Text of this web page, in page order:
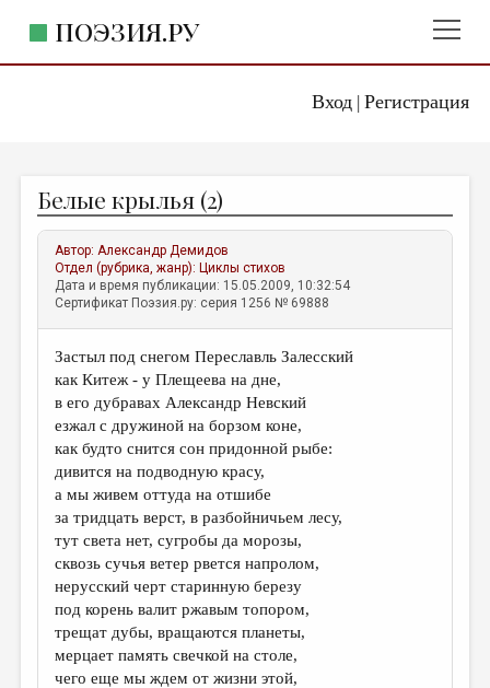
Вход| Регистрация
ПОЭЗИЯ.РУ
ЖАНРЫ
АВТОРЫ
КОММЕНТАРИИ
ЛИТСАЛОН
НОВОСТИ
ПРАВИЛА САЙТА
ОТДЕЛЫ И РУБРИКИ
ИЗБРАННОЕ
ДАЙДЖЕСТ
ПРОИЗВЕДЕНИЯ
ПЕРЕВОДЫ
КОНКУРСЫ
ДЕТСКАЯ КОМНАТА
Белые крылья (2)
Автор:Александр Демидов
Отдел (рубрика, жанр): Циклы стихов
Дата и время публикации: 15.05.2009, 10:32:54
Сертификат Поэзия.ру: серия 1256 № 69888
Застыл под снегом Переславль Залесский
как Китеж - у Плещеева на дне,
в его дубравах Александр Невский
езжал с дружиной на борзом коне,
как будто снится сон придонной рыбе:
дивится на подводную красу,
а мы живем оттуда на отшибе
за тридцать верст, в разбойничьем лесу,
тут света нет, сугробы да морозы,
сквозь сучья ветер рвется напролом,
нерусский черт старинную березу
под корень валит ржавым топором,
трещат дубы, вращаются планеты,
мерцает память свечкой на столе,
чего еще мы ждем от жизни этой,